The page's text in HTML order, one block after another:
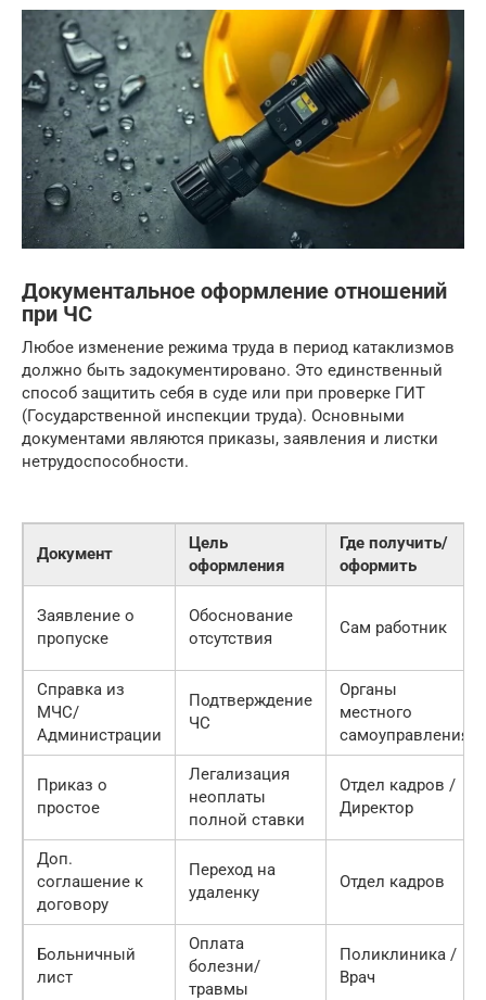
Документальное оформление отношений
при ЧС
Любое изменение режима труда в период катаклизмов
должно быть задокументировано. Это единственный
способ защитить себя в суде или при проверке ГИТ
(Государственной инспекции труда). Основными
документами являются приказы, заявления и листки
нетрудоспособности.
Документ
Цель
оформления
Где получить/
оформить
Заявление о
пропуске
Обоснование
отсутствия
Сам работник
Справка из
МЧС/
Администрации
Подтверждение
ЧС
Органы
местного
самоуправления
Приказ о
простое
Легализация
неоплаты
полной ставки
Отдел кадров /
Директор
Доп.
соглашение к
договору
Переход на
удаленку
Отдел кадров
Больничный
лист
Оплата
болезни/
травмы
Поликлиника /
Врач